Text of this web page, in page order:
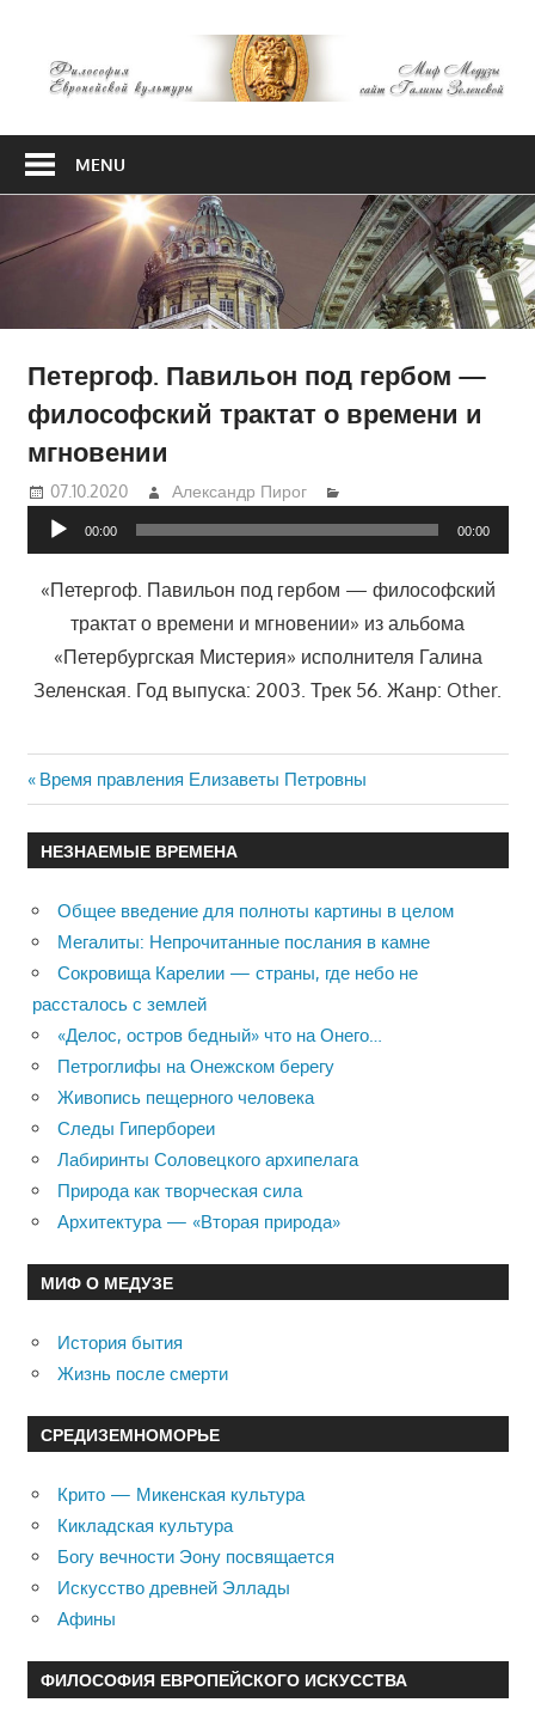
content
Европейской
MENU
Петергоф. Павильон под гербом —
философский трактат о времени и
мгновении
07.10.2020 Александр Пирог
Аудиоплеер
00:00 00:00
«Петергоф. Павильон под гербом — философский
трактат о времени и мгновении» из альбома
«Петербургская Мистерия» исполнителя Галина
Зеленская. Год выпуска: 2003. Трек 56. Жанр: Other.
Навигация
по
записям
Previous
Post:
Время правления Елизаветы Петровны
НЕЗНАЕМЫЕ ВРЕМЕНА
Общее введение для полноты картины в целом
Мегалиты: Непрочитанные послания в камне
Сокровища Карелии — страны, где небо не
рассталось с землей
«Делос, остров бедный» что на Онего…
Петроглифы на Онежском берегу
Живопись пещерного человека
Следы Гипербореи
Лабиринты Соловецкого архипелага
Природа как творческая сила
Архитектура — «Вторая природа»
МИФ О МЕДУЗЕ
История бытия
Жизнь после смерти
СРЕДИЗЕМНОМОРЬЕ
Крито — Микенская культура
Кикладская культура
Богу вечности Эону посвящается
Искусство древней Эллады
Афины
ФИЛОСОФИЯ ЕВРОПЕЙСКОГО ИСКУССТВА